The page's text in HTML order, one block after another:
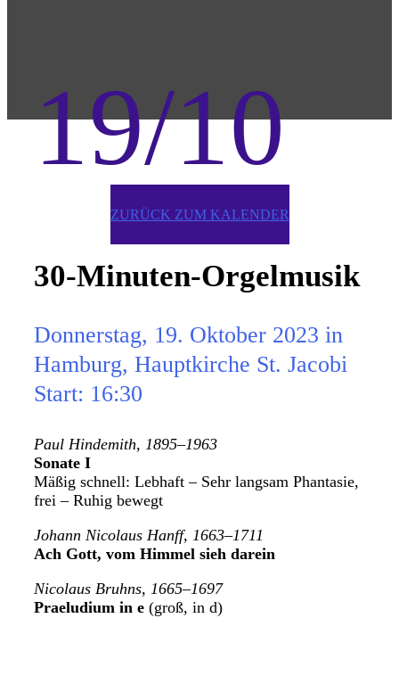
19/10
ZURÜCK ZUM KALENDER
30-Minuten-Orgelmusik
Donnerstag, 19. Oktober 2023 in
Hamburg, Hauptkirche St. Jacobi
Start: 16:30
Paul Hindemith, 1895–1963
Sonate I
Mäßig schnell: Lebhaft – Sehr langsam Phantasie,
frei – Ruhig bewegt
Johann Nicolaus Hanff, 1663–1711
Ach Gott, vom Himmel sieh darein
Nicolaus Bruhns, 1665–1697
Praeludium in e (groß, in d)